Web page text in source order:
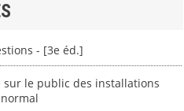
- [3e éd.]
le public des installations